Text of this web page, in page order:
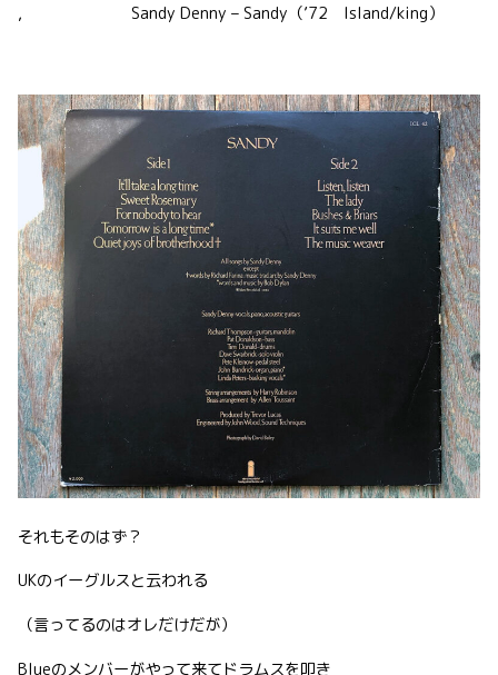
, Sandy Denny – Sandy（’72 Island/king）
それもそのはず？
UKのイーグルスと云われる
（言ってるのはオレだけだが）
Blueのメンバーがやって来てドラムスを叩き